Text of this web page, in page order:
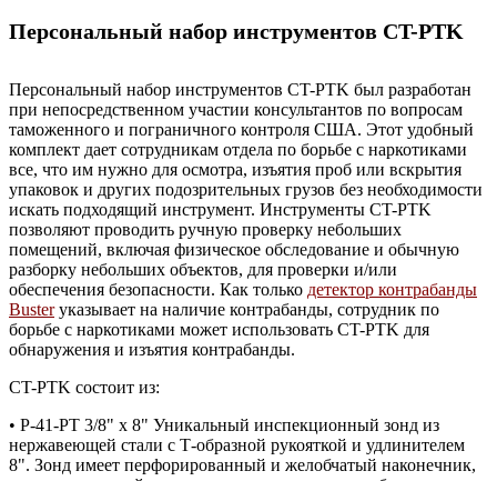
Персональный набор инструментов CT-PTK
Персональный набор инструментов CT-PTK был разработан
при непосредственном участии консультантов по вопросам
таможенного и пограничного контроля США. Этот удобный
комплект дает сотрудникам отдела по борьбе с наркотиками
все, что им нужно для осмотра, изъятия проб или вскрытия
упаковок и других подозрительных грузов без необходимости
искать подходящий инструмент. Инструменты CT-PTK
позволяют проводить ручную проверку небольших
помещений, включая физическое обследование и обычную
разборку небольших объектов, для проверки и/или
обеспечения безопасности. Как только детектор контрабанды
Busterуказывает на наличие контрабанды, сотрудник по
борьбе с наркотиками может использовать CT-PTK для
обнаружения и изъятия контрабанды.
CT-PTK состоит из:
• P-41-PT 3/8" x 8" Уникальный инспекционный зонд из
нержавеющей стали с Т-образной рукояткой и удлинителем
8". Зонд имеет перфорированный и желобчатый наконечник,